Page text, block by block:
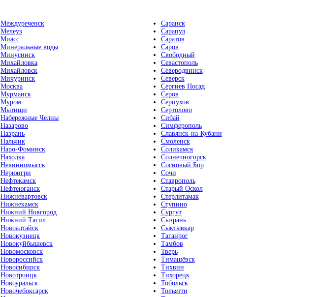
Междуреченск
Мелеуз
Миасс
Минеральные воды
Минусинск
Михайловка
Михайловск
Мичуринск
Москва
Мурманск
Муром
Мытищи
Набережные Челны
Назарово
Назрань
Нальчик
Наро-Фоминск
Находка
Невинномысск
Нерюнгри
Нефтекамск
Нефтеюганск
Нижневартовск
Нижнекамск
Нижний Новгород
Нижний Тагил
Новоалтайск
Новокузнецк
Новокуйбышевск
Новомосковск
Новороссийск
Новосибирск
Новотроицк
Новоуральск
Новочебоксарск
Саранск
Сарапул
Саратов
Саров
Свободный
Севастополь
Северодвинск
Северск
Сергиев Посад
Серов
Серпухов
Сертолово
Сибай
Симферополь
Славянск-на-Кубани
Смоленск
Соликамск
Солнечногорск
Сосновый Бор
Сочи
Ставрополь
Старый Оскол
Стерлитамак
Ступино
Сургут
Сызрань
Сыктывкар
Таганрог
Тамбов
Тверь
Тимашёвск
Тихвин
Тихорецк
Тобольск
Тольятти